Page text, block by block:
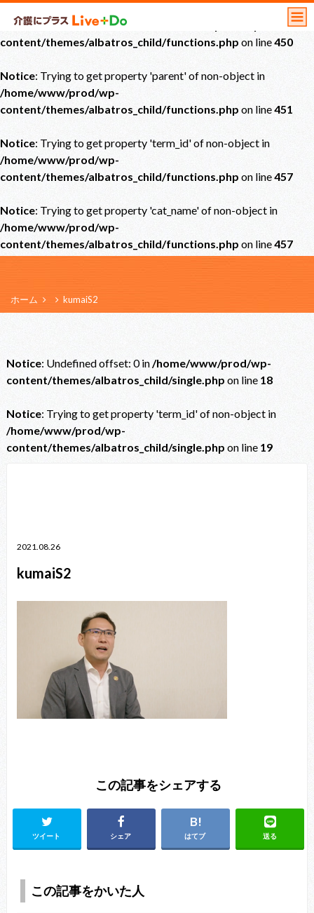
Notice: Undefined offset: 0 in
content/themes/albatros_child/functions.php on line450
Notice: Trying to get property 'parent' of non-object in
/home/www/prod/wp-
content/themes/albatros_child/functions.php on line451
Notice: Trying to get property 'term_id' of non-object in
/home/www/prod/wp-
content/themes/albatros_child/functions.php on line457
Notice: Trying to get property 'cat_name' of non-object in
/home/www/prod/wp-
content/themes/albatros_child/functions.php on line457
ホーム kumaiS2
Notice: Undefined offset: 0 in/home/www/prod/wp-
content/themes/albatros_child/single.php on line 18
Notice: Trying to get property 'term_id' of non-object in
/home/www/prod/wp-
content/themes/albatros_child/single.php on line 19
2021.08.26
kumaiS2
この記事をシェアする
ツイート シェア はてブ 送る
この記事をかいた人